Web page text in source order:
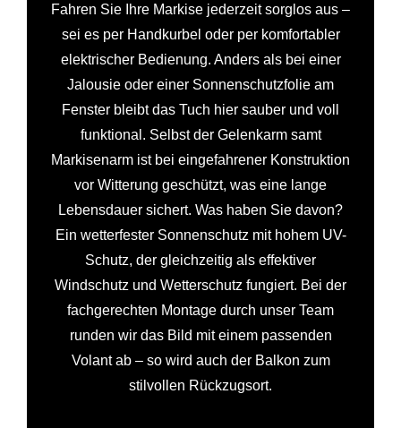
Fahren Sie Ihre Markise jederzeit sorglos aus –
sei es per Handkurbel oder per komfortabler
elektrischer Bedienung. Anders als bei einer
Jalousie oder einer Sonnenschutzfolie am
Fenster bleibt das Tuch hier sauber und voll
funktional. Selbst der Gelenkarm samt
Markisenarm ist bei eingefahrener Konstruktion
vor Witterung geschützt, was eine lange
Lebensdauer sichert. Was haben Sie davon?
Ein wetterfester Sonnenschutz mit hohem UV-
Schutz, der gleichzeitig als effektiver
Windschutz und Wetterschutz fungiert. Bei der
fachgerechten Montage durch unser Team
runden wir das Bild mit einem passenden
Volant ab – so wird auch der Balkon zum
stilvollen Rückzugsort.